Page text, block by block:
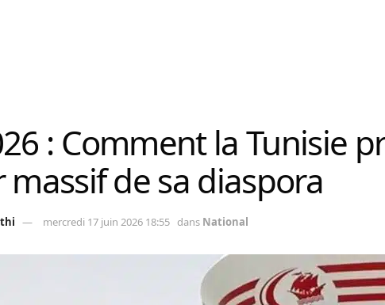
: Comment la Tunisie
de sa diaspora
mercredi 17 juin 2026 18:55 dans National